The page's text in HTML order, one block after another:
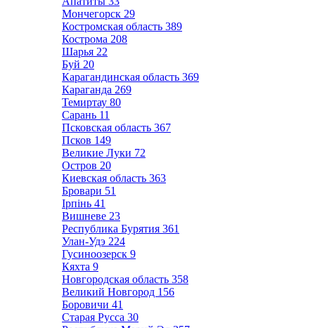
Мончегорск 29
Костромская область 389
Кострома 208
Шарья 22
Буй 20
Карагандинская область 369
Караганда 269
Темиртау 80
Сарань 11
Псковская область 367
Псков 149
Великие Луки 72
Остров 20
Киевская область 363
Бровари 51
Ірпінь 41
Вишневе 23
Республика Бурятия 361
Улан-Удэ 224
Гусиноозерск 9
Кяхта 9
Новгородская область 358
Великий Новгород 156
Боровичи 41
Старая Русса 30